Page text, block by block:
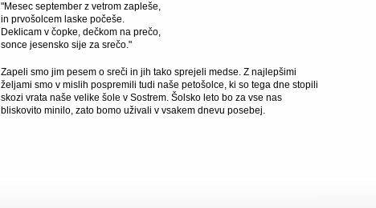
"Mesec september z vetrom zapleše,
in prvošolcem laske počeše.
Deklicam v čopke, dečkom na prečo,
sonce jesensko sije za srečo."
Zapeli smo jim pesem o sreči in jih tako sprejeli medse. Z najlepšimi
željami smo v mislih pospremili tudi naše petošolce, ki so tega dne stopili
skozi vrata naše velike šole v Sostrem. Šolsko leto bo za vse nas
bliskovito minilo, zato bomo uživali v vsakem dnevu posebej.